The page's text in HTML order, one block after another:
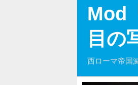
Mod
目の
西ローマ帝国